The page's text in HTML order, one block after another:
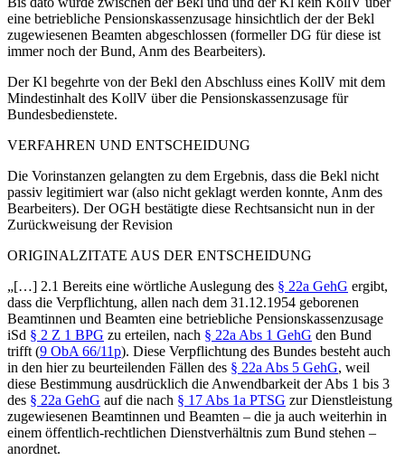
eine betriebliche Pensionskassenzusage hinsichtlich der der Bekl
zugewiesenen Beamten abgeschlossen (formeller DG für diese ist
immer noch der Bund, Anm des Bearbeiters).
Der Kl begehrte von der Bekl den Abschluss eines KollV mit dem
Mindestinhalt des KollV über die Pensionskassenzusage für
Bundesbedienstete.
VERFAHREN UND ENTSCHEIDUNG
Die Vorinstanzen gelangten zu dem Ergebnis, dass die Bekl nicht
passiv legitimiert war (also nicht geklagt werden konnte, Anm des
Bearbeiters). Der OGH bestätigte diese Rechtsansicht nun in der
Zurückweisung der Revision
ORIGINALZITATE AUS DER ENTSCHEIDUNG
„[…] 2.1 Bereits eine wörtliche Auslegung des § 22a GehG ergibt,
dass die Verpflichtung, allen nach dem 31.12.1954 geborenen
Beamtinnen und Beamten eine betriebliche Pensionskassenzusage
iSd § 2 Z 1 BPG zu erteilen, nach § 22a Abs 1 GehG den Bund
trifft (9 ObA 66/11p). Diese Verpflichtung des Bundes besteht auch
in den hier zu beurteilenden Fällen des § 22a Abs 5 GehG, weil
diese Bestimmung ausdrücklich die Anwendbarkeit der Abs 1 bis 3
des § 22a GehG auf die nach § 17 Abs 1a PTSG zur Dienstleistung
zugewiesenen Beamtinnen und Beamten – die ja auch weiterhin in
einem öffentlich-rechtlichen Dienstverhältnis zum Bund stehen –
anordnet.